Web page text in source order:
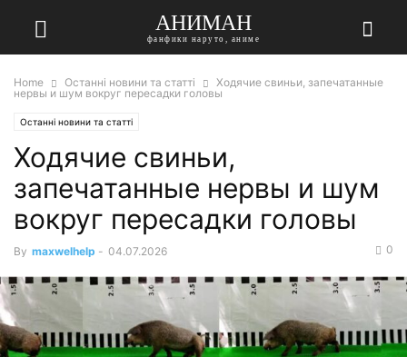
АНИМАН
фанфики наруто, аниме
Home Останні новини та статті
Ходячие свиньи, запечатанные
нервы и шум вокруг пересадки головы
Останні новини та статті
Ходячие свиньи,
запечатанные нервы и шум
вокруг пересадки головы
By maxwelhelp - 04.07.2026 0